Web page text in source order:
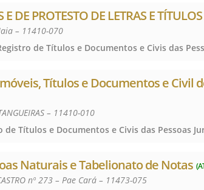
DE PROTESTO DE LETRAS E TÍTULOS
– 11410-070
Títulos e Documentos e Civil
– 11410-010
Naturais e Tabelionato de Notas
nº 273 – Pae Cará – 11473-075